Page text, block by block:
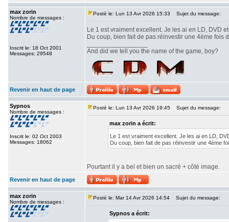
max zorin
Nombre de messages :
Inscrit le: 18 Oct 2001
Messages: 29548
Posté le: Lun 13 Avr 2026 15:33 Sujet du message:
Le 1 est vraiment excellent. Je les ai en LD, DVD
Du coup, bien fait de pas réinvestir une 4ème fois
And did we tell you the name of the game, boy?
Revenir en haut de page
Sypnos
Nombre de messages :
Inscrit le: 02 Oct 2003
Messages: 18062
Posté le: Lun 13 Avr 2026 19:45 Sujet du message:
max zorin a écrit:
Le 1 est vraiment excellent. Je les ai en LD,
Du coup, bien fait de pas réinvestir une 4ème
Pourtant il y a bel et bien un sacré + côté image.
Revenir en haut de page
max zorin
Nombre de messages :
Posté le: Mar 14 Avr 2026 14:54 Sujet du message:
Sypnos a écrit: